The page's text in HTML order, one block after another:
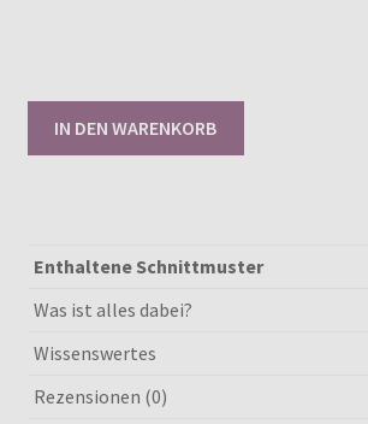
IN DEN WARENKORB
Enthaltene Schnittmuster
Was ist alles dabei?
Wissenswertes
Rezensionen (0)